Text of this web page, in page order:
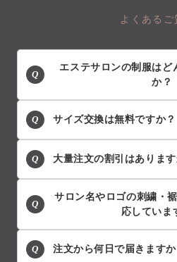
よくあるご
Q
エステサロンの制服はど
か？
Q サイズ交換は無料ですか？
Q 大量注文の割引はあります
Q
サロン名やロゴの刺繍・
応していま
Q 注文から何日で届きますか